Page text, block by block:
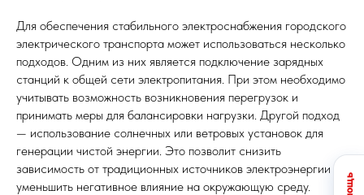
Для обеспечения стабильного электроснабжения городского
электрического транспорта может использоваться несколько
подходов. Одним из них является подключение зарядных
станций к общей сети электропитания. При этом необходимо
учитывать возможность возникновения перегрузок и
принимать меры для балансировки нагрузки. Другой подход
— использование солнечных или ветровых установок для
генерации чистой энергии. Это позволит снизить
зависимость от традиционных источников электроэнергии и
уменьшить негативное влияние на окружающую среду.